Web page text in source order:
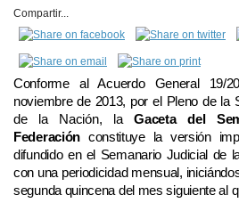
Compartir...
Conforme al Acuerdo General 19/
noviembre de 2013, por el Pleno de la
de la Nación, laGaceta del
Federación constituye la versión
difundido en el Semanario Judicial de
con una periodicidad mensual,
segunda quincena del mes siguiente al